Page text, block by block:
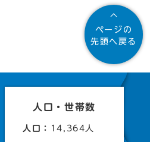
ページの
先頭へ戻る
人口・世帯数
人口： 14,364人